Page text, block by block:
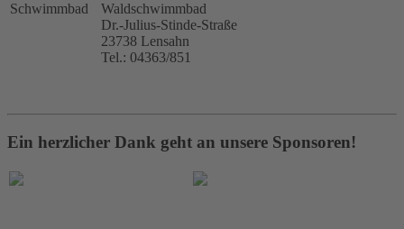
Schwimmbad
Waldschwimmbad
Dr.-Julius-Stinde-Straße
23738 Lensahn
Tel.: 04363/851
Ein herzlicher Dank geht an unsere Sponsoren!